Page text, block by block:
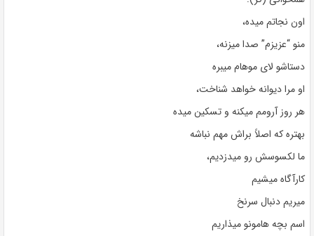
اون نجاتم میده،
منو “عزیزم” صدا میزنه،
دستاشو لای موهام میبره
او مرا دیوانه خواهد شناخت،
هر روز آرومم میکنه و تسکین میده
بهتره که اصلاً براش مهم نباشه
ما لکسوسش رو میدزدیم،
کارآگاه میشیم
میریم دنبال سرنخ
اسم بچه هامونو میذاریم